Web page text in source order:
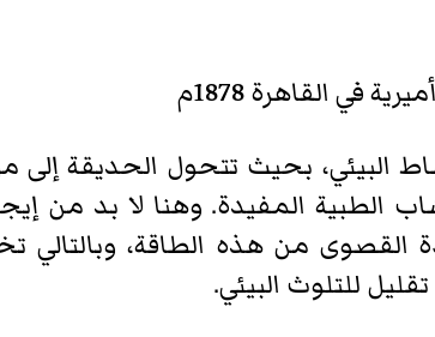
في القاهرة 1878م
البيئي، بحيث تتحول الحديقة إلى
الطبية المفيدة. وهنا لا بد من
القصوى من هذه الطاقة، وبالتالي
للتلوث البيئي.